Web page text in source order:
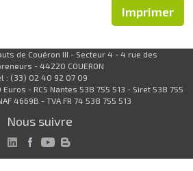
Imprimer
de Couëron III - Secteur 4 - 4 rue des
- 44220 COUERON
: (33) 02 40 92 07 09
Euros - RCS Nantes 538 755 513 - Siret 538 755
4669B - TVA FR 74 538 755 513
Nous suivre